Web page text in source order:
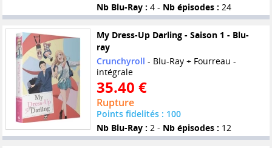
Nb Blu-Ray : 4 - Nb épisodes : 24
My Dress-Up Darling - Saison 1 - Blu-
ray
Crunchyroll - Blu-Ray + Fourreau -
intégrale
35.40 €
Rupture
Points fidelités : 100
Nb Blu-Ray : 2 - Nb épisodes : 12